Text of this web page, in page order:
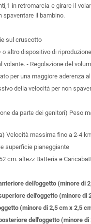
in retromarcia e girare il
spaventare il bambino.
sul cruscotto
altro dispositivo di
- Regolazione del
per una maggiore aderenza
della velocità per non
da parte dei genitori) Peso
Velocità massima fino a 2-4
superficie pianeggiante
cm. altezz Batteria e
dell'oggetto (minore di
dell'oggetto (minore di
(minore di 2,5 cm x 2,5
dell'oggetto (minore di